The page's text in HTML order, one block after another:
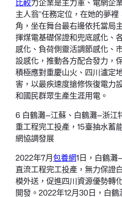
主人翁”任務定位，在她的夢
角，坐在舞台最右邊依托當局
揮煤電基礎保證和兜底感化、
感化、負荷側靈活調節感化、
設感化，推動各方配合發力，
積極應對重慶山火、四川瀘定
害，以最疾速度搶修恢復電力
和國民群眾生產生涯用電。
6 白鶴灘—江蘇、白鶴灘—浙江
重工程完工投產，15臺抽水蓄
網協調發展
2022年7月包養網1日，白鶴
直流工程完工投產，無力保證
模外送，促進四川資源優勢轉
開發。2022年12月30日，白